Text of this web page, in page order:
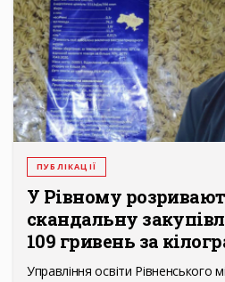
ПУБЛІКАЦІЇ
У Рівному
скандальну
109 гривень за
Управління освіти Рівненського